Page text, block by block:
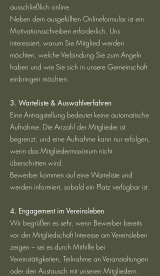
ausschließlich online.
Neben dem ausgefüllten Onlineformular ist ein
Motivationsschreiben erforderlich. Uns
interessiert, warum Sie Mitglied werden
möchten, welche Verbindung Sie zum Angeln
haben und wie Sie sich in unsere Gemeinschaft
einbringen möchten.
3. Warteliste & Auswahlverfahren
Eine Antragstellung bedeutet keine automatische
Aufnahme. Die Anzahl der Mitglieder ist
begrenzt, und eine Aufnahme kann nur erfolgen,
wenn das Mitgliedermaximum nicht
überschritten wird.
Bewerber kommen auf eine Warteliste und
werden informiert, sobald ein Platz verfügbar ist.
4. Engagement im Vereinsleben
Wir begrüßen es sehr, wenn Bewerber bereits
vor der Mitgliedschaft Interesse am Vereinsleben
zeigen – sei es durch Mithilfe bei
Vereinstätigkeiten, Teilnahme an Veranstaltungen
oder den Austausch mit unseren Mitgliedern.